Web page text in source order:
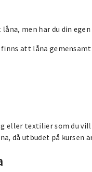
men har du din
att låna
eller textilier som du
då utbudet på kursen